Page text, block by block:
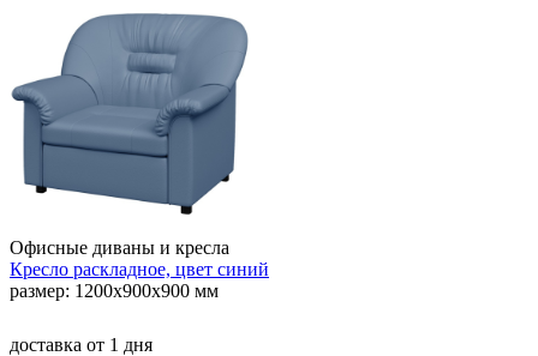
Офисные диваны и кресла
Кресло раскладное, цвет синий
размер: 1200х900х900 мм
доставка от 1 дня